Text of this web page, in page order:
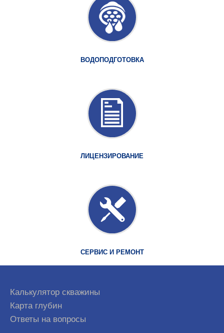
ВОДОПОДГОТОВКА
ЛИЦЕНЗИРОВАНИЕ
СЕРВИС И РЕМОНТ
Калькулятор скважины
Карта глубин
Ответы на вопросы